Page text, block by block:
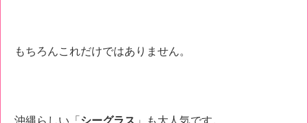
もちろんこれだけではありません。
沖縄らしい「 シーグラス 」も大人気です。